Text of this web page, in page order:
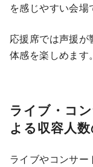
を感じやすい会場
応援席では声援
体感を楽しめます。
ライブ・コ
よる収容人
ライブやコンサ